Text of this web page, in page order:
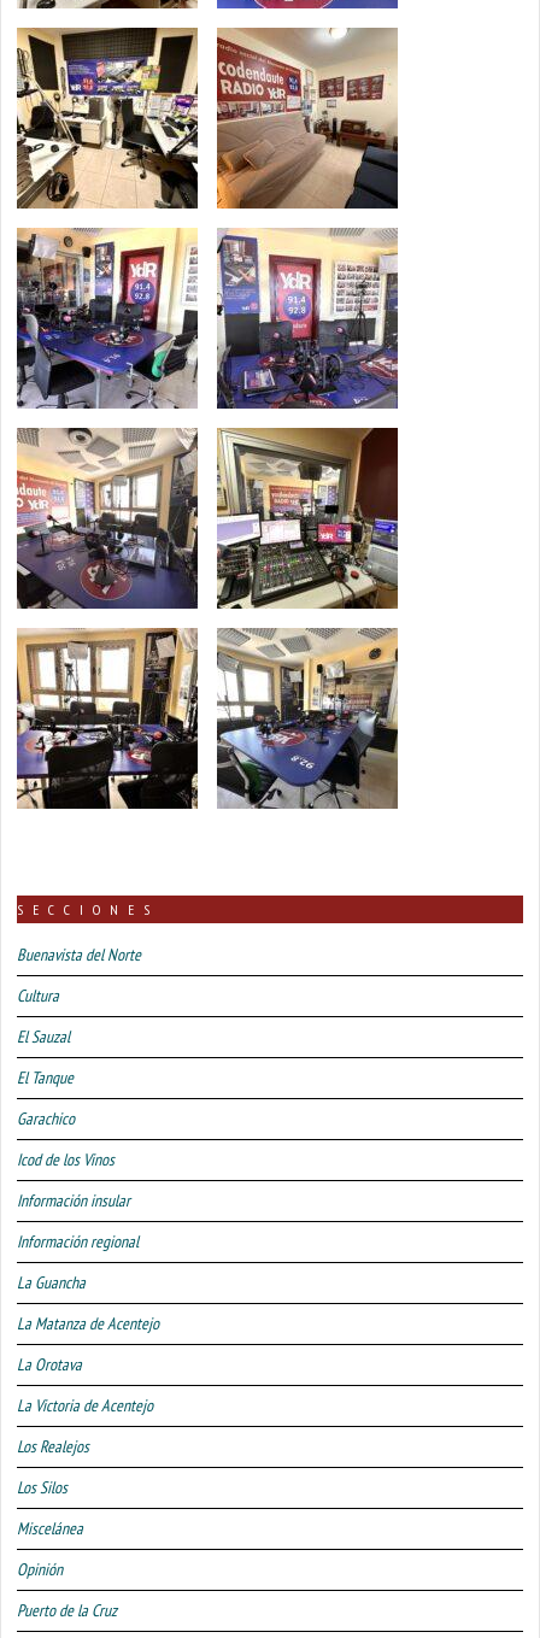
SECCIONES
Buenavista del Norte
Cultura
El Sauzal
El Tanque
Garachico
Icod de los Vinos
Información insular
Información regional
La Guancha
La Matanza de Acentejo
La Orotava
La Victoria de Acentejo
Los Realejos
Los Silos
Miscelánea
Opinión
Puerto de la Cruz